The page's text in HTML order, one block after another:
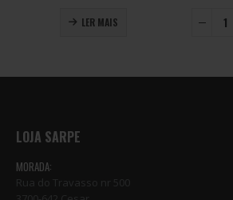
LOJA SARPE
MORADA:
Rua do Travasso nr 500